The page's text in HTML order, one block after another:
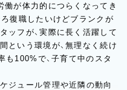
働が体力的につらくなってき
ろ復職したいけどブランクが
ッフが、実際に長く活躍して
という環境が、無理なく続け
も100%で、子育て中のスタ
ジュール管理や近隣の動向